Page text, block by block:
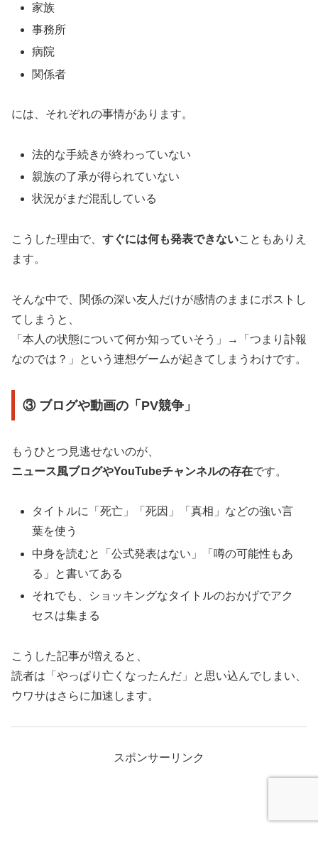
家族
事務所
病院
関係者
には、それぞれの事情があります。
法的な手続きが終わっていない
親族の了承が得られていない
状況がまだ混乱している
こうした理由で、 すぐには何も発表できないこともありえ
ます。
そんな中で、関係の深い友人だけが感情のままにポストし
てしまうと、
「本人の状態について何か知っていそう」→「つまり訃報
なのでは？」という連想ゲームが起きてしまうわけです。
③ ブログや動画の「PV競争」
もうひとつ見逃せないのが、
ニュース風ブログやYouTubeチャンネルの存在です。
タイトルに「死亡」「死因」「真相」などの強い言
葉を使う
中身を読むと「公式発表はない」「噂の可能性もあ
る」と書いてある
それでも、ショッキングなタイトルのおかげでアク
セスは集まる
こうした記事が増えると、
読者は「やっぱり亡くなったんだ」と思い込んでしまい、
ウワサはさらに加速します。
スポンサーリンク